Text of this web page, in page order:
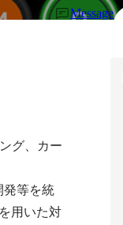
Message
グ、カー
発等を統
用いた対